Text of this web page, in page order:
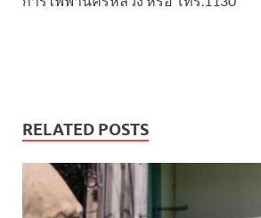
RELATED POSTS